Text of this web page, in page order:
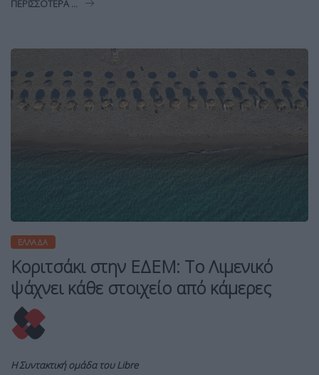
ΠΕΡΙΣΣΌΤΕΡΑ ...
ΕΛΛΆΔΑ
Κοριτσάκι στην ΕΔΕΜ: Το Λιμενικό
ψάχνει κάθε στοιχείο από κάμερες
Η Συντακτική ομάδα του Libre